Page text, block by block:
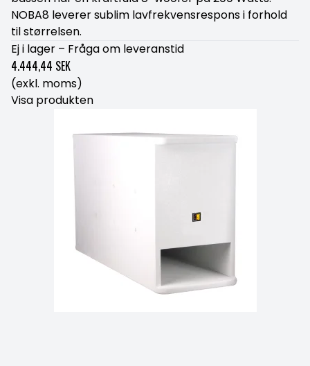
NOBA8 leverer sublim lavfrekvensrespons i forhold
til størrelsen.
Ej i lager – Fråga om leveranstid
4.444,44 SEK
(exkl. moms)
Visa produkten